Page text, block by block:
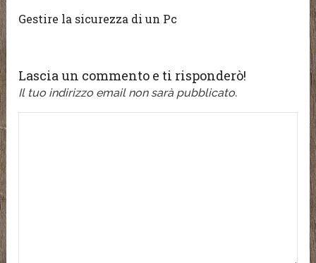
Gestire la sicurezza di un Pc
Lascia un commento e ti risponderò!
Il tuo indirizzo email non sarà pubblicato.